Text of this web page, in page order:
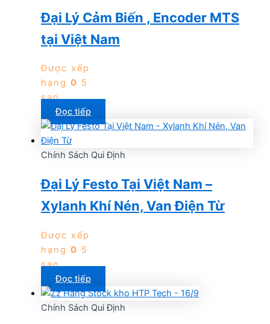
Đại Lý Cảm Biến , Encoder MTS
tại Việt Nam
Được xếp
hạng 0 5
sao
Đọc tiếp
Chính Sách Qui Định
Đại Lý Festo Tại Việt Nam –
Xylanh Khí Nén, Van Điện Từ
Được xếp
hạng 0 5
sao
Đọc tiếp
Chính Sách Qui Định